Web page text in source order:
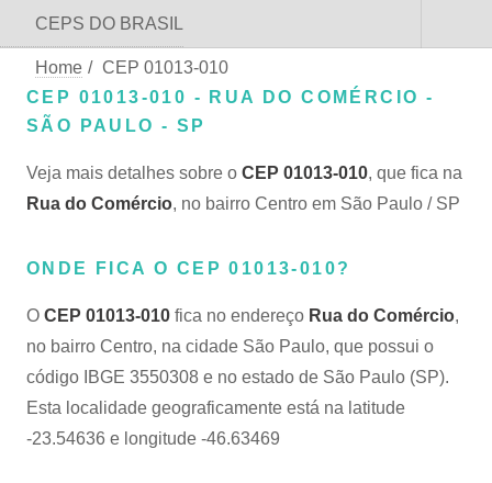
CEPS DO BRASIL
Home / CEP 01013-010
CEP 01013-010 - RUA DO COMÉRCIO -
SÃO PAULO - SP
Veja mais detalhes sobre o CEP 01013-010, que fica na
Rua do Comércio, no bairro Centro em São Paulo / SP
ONDE FICA O CEP 01013-010?
O CEP 01013-010 fica no endereço Rua do Comércio,
no bairro Centro, na cidade São Paulo, que possui o
código IBGE 3550308 e no estado de São Paulo (SP).
Esta localidade geograficamente está na latitude
-23.54636 e longitude -46.63469